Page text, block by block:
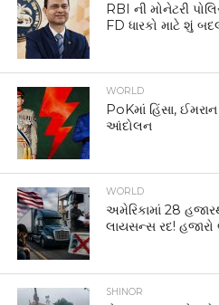
RBI ની મોનેટરી
FD ધારકો માટે શું
WORLD
PoKમાં હિંસા,
આંદોલન
WORLD
અમેરિકામાં 28
લાયસન્સ રદ! હજારો
SHINOR